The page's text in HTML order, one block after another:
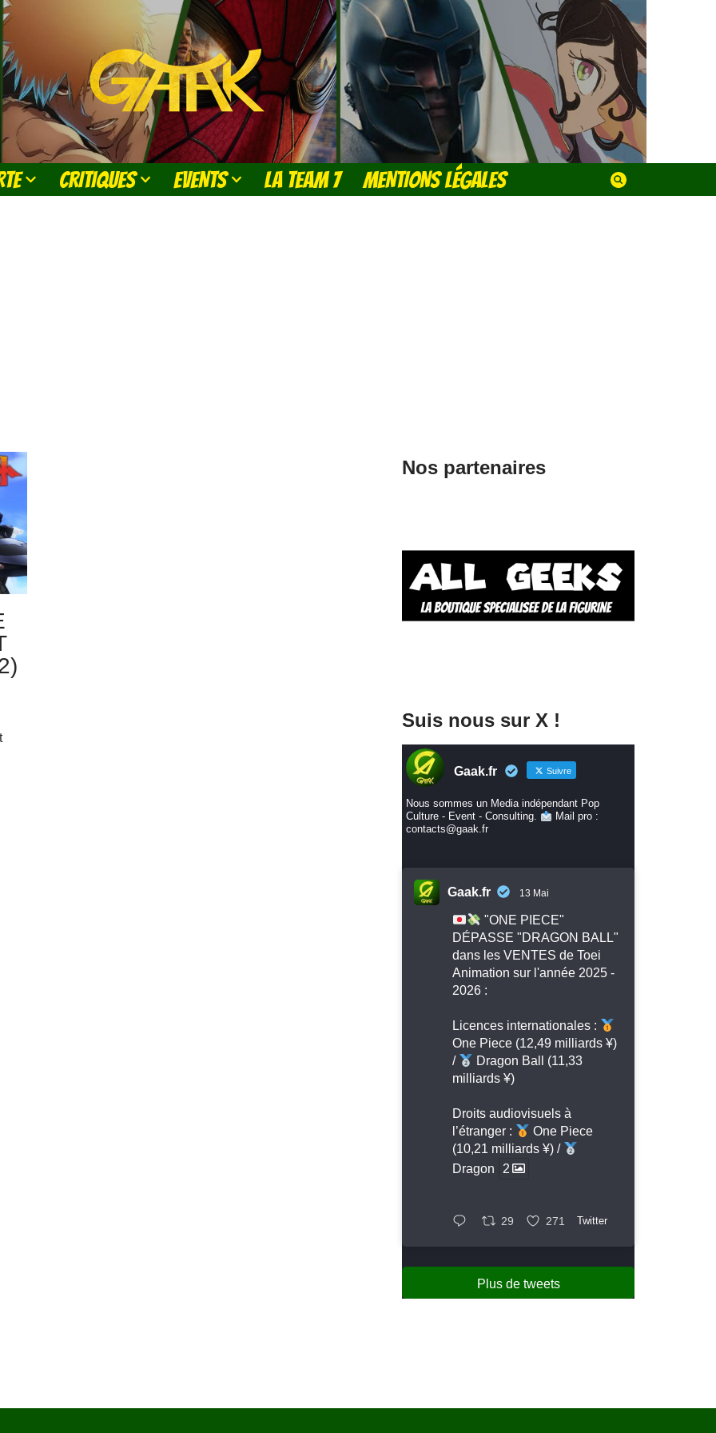
CRITIQUES EVENTS LA TEAM 7 MENTIONS LÉGALES
Nos partenaires
Suis nous sur X !
Gaak.fr Suivre
Nous sommes un Media indépendant Pop
Culture - Event - Consulting.
Mail pro :
contacts@gaak.fr
Gaak.fr 13 Mai
"ONE PIECE"
DÉPASSE "DRAGON BALL"
dans les VENTES de Toei
Animation sur l'année 2025 -
2026 :
Licences internationales :
One Piece (12,49 milliards ¥)
/
Dragon Ball (11,33
milliards ¥)
Droits audiovisuels à
l’étranger :
One Piece
(10,21 milliards ¥) /
Dragon
2
29 271 Twitter
Plus de tweets